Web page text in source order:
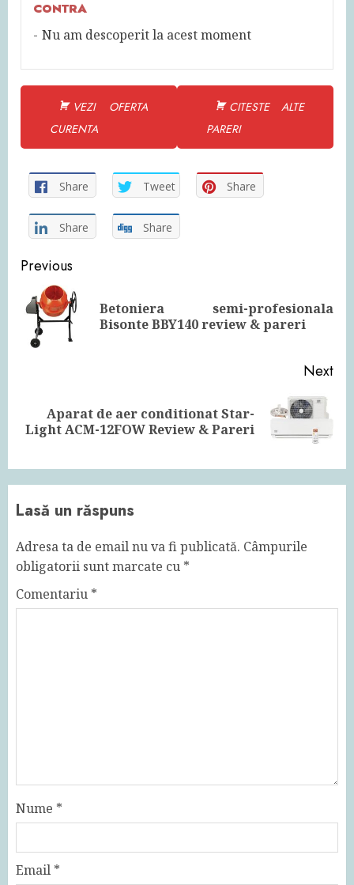
CONTRA
Nu am descoperit la acest moment
VEZI OFERTA
CURENTA
CITESTE ALTE
PARERI
Share Tweet Share
Share Share
Continue
Reading
Previous
Betoniera semi-profesionala
Bisonte BBY140 review & pareri
Next
Next
post:
Aparat de aer conditionat Star-
Light ACM-12FOW Review & Pareri
Lasă un răspuns
Adresa ta de email nu va fi publicată. Câmpurile
obligatorii sunt marcate cu *
Comentariu *
Nume *
Email *